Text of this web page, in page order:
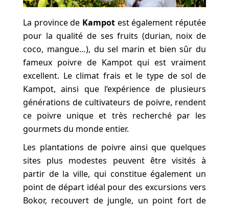
La province de Kampot est également réputée
pour la qualité de ses fruits (durian, noix de
coco, mangue…), du sel marin et bien sûr du
fameux poivre de Kampot qui est vraiment
excellent. Le climat frais et le type de sol de
Kampot, ainsi que l’expérience de plusieurs
générations de cultivateurs de poivre, rendent
ce poivre unique et très recherché par les
gourmets du monde entier.
Les plantations de poivre ainsi que quelques
sites plus modestes peuvent être visités à
partir de la ville, qui constitue également un
point de départ idéal pour des excursions vers
Bokor, recouvert de jungle, un point fort de